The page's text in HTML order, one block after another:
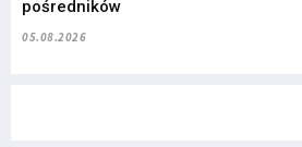
pośredników
05.08.2026